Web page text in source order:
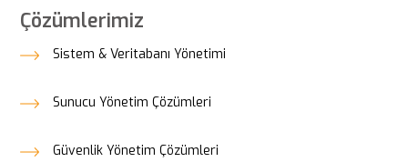
Çözümlerimiz
Sistem & Veritabanı Yönetimi
Sunucu Yönetim Çözümleri
Güvenlik Yönetim Çözümleri